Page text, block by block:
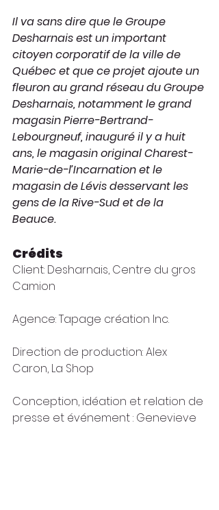
Il va sans dire que le Groupe
Desharnais est un important
citoyen corporatif de la ville de
Québec et que ce projet ajoute un
fleuron au grand réseau du Groupe
Desharnais, notamment le grand
magasin Pierre-Bertrand-
Lebourgneuf, inauguré il y a huit
ans, le magasin original Charest-
Marie-de-l’Incarnation et le
magasin de Lévis desservant les
gens de la Rive-Sud et de la
Beauce.
Crédits
Client: Desharnais, Centre du gros
Camion
Agence: Tapage création Inc.
Direction de production: Alex
Caron, La Shop
Conception, idéation et relation de
presse et événement : Genevieve